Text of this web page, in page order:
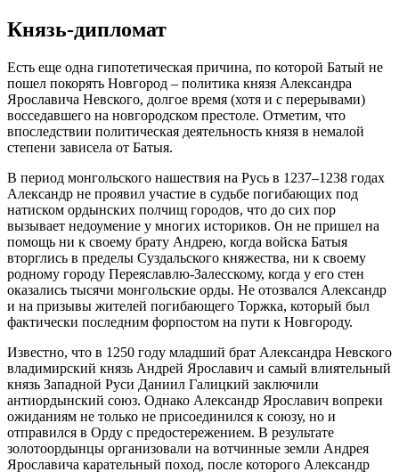
Князь-дипломат
Есть еще одна гипотетическая причина, по которой Батый не
пошел покорять Новгород – политика князя Александра
Ярославича Невского, долгое время (хотя и с перерывами)
восседавшего на новгородском престоле. Отметим, что
впоследствии политическая деятельность князя в немалой
степени зависела от Батыя.
В период монгольского нашествия на Русь в 1237–1238 годах
Александр не проявил участие в судьбе погибающих под
натиском ордынских полчищ городов, что до сих пор
вызывает недоумение у многих историков. Он не пришел на
помощь ни к своему брату Андрею, когда войска Батыя
вторглись в пределы Суздальского княжества, ни к своему
родному городу Переяславлю-Залесскому, когда у его стен
оказались тысячи монгольские орды. Не отозвался Александр
и на призывы жителей погибающего Торжка, который был
фактически последним форпостом на пути к Новгороду.
Известно, что в 1250 году младший брат Александра Невского
владимирский князь Андрей Ярославич и самый влиятельный
князь Западной Руси Даниил Галицкий заключили
антиордынский союз. Однако Александр Ярославич вопреки
ожиданиям не только не присоединился к союзу, но и
отправился в Орду с предостережением. В результате
золотоордынцы организовали на вотчинные земли Андрея
Ярославича карательный поход, после которого Александр